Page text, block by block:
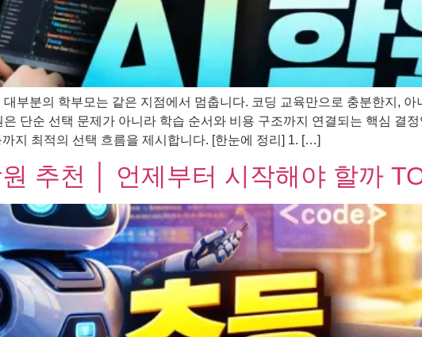
부분의 학부모는 같은 지점에서 멈춥니다. 코딩 교육만으로 충분한지,
단순 선택 문제가 아니라 학습 순서와 비용 구조까지 연결되는 핵심 결
지 최적의 선택 흐름을 제시합니다. [한눈에 정리] 1. […]
추천 │ 언제부터 시작해야 할까